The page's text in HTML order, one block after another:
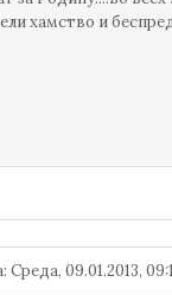
хамство и
Среда, 09.01.2013,